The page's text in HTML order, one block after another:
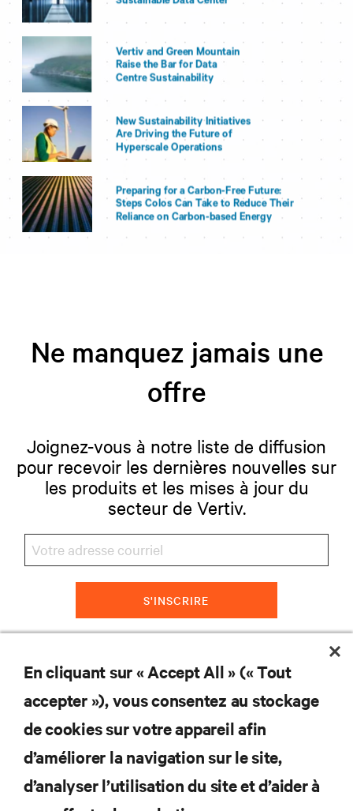
Ne manquez jamais une
offre
Joignez-vous à notre liste de diffusion
pour recevoir les dernières nouvelles sur
les produits et les mises à jour du
secteur de Vertiv.
S'INSCRIRE
SOUTIEN
ENTREPRISE
En cliquant sur « Accept All » (« Tout
accepter »), vous consentez au stockage
de cookies sur votre appareil afin
d’améliorer la navigation sur le site,
d’analyser l’utilisation du site et d’aider à